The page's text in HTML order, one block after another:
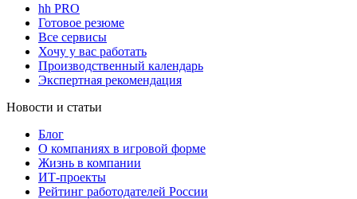
hh PRO
Готовое резюме
Все сервисы
Хочу у вас работать
Производственный календарь
Экспертная рекомендация
Новости и статьи
Блог
О компаниях в игровой форме
Жизнь в компании
ИТ-проекты
Рейтинг работодателей России